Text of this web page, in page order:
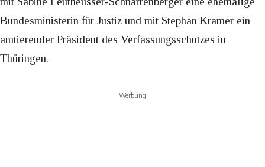
Bundesministerin für Justiz und mit Stephan Kramer ein
amtierender Präsident des Verfassungsschutzes in
Thüringen.
Werbung